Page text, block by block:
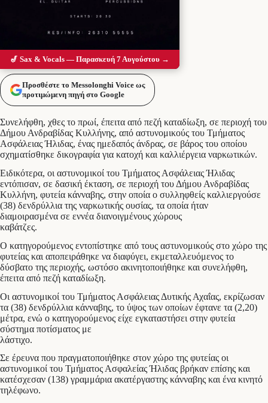
Προσθέστε το Messolonghi Voice ως
προτιμώμενη πηγή στο Google
Συνελήφθη, χθες το πρωί, έπειτα από πεζή καταδίωξη, σε περιοχή του
Δήμου Ανδραβίδας Κυλλήνης, από αστυνομικούς του Τμήματος
Ασφάλειας Ήλιδας, ένας ημεδαπός άνδρας, σε βάρος του οποίου
σχηματίσθηκε δικογραφία για κατοχή και καλλιέργεια ναρκωτικών.
Ειδικότερα, οι αστυνομικοί του Τμήματος Ασφάλειας Ήλιδας
εντόπισαν, σε δασική έκταση, σε περιοχή του Δήμου Ανδραβίδας
Κυλλήνη, φυτεία κάνναβης, στην οποία ο συλληφθείς καλλιεργούσε
(38) δενδρύλλια της ναρκωτικής ουσίας, τα οποία ήταν
διαμοιρασμένα σε εννέα διανοιγμένους χώρους
καβάτζες.
Ο κατηγορούμενος εντοπίστηκε από τους αστυνομικούς στο χώρο της
φυτείας και αποπειράθηκε να διαφύγει, εκμεταλλευόμενος το
δύσβατο της περιοχής, ωστόσο ακινητοποιήθηκε και συνελήφθη,
έπειτα από πεζή καταδίωξη.
Οι αστυνομικοί του Τμήματος Ασφάλειας Δυτικής Αχαΐας, εκρίζωσαν
τα (38) δενδρύλλια κάνναβης, το ύψος των οποίων έφτανε τα (2,20)
μέτρα, ενώ ο κατηγορούμενος είχε εγκαταστήσει στην φυτεία
σύστημα ποτίσματος με
λάστιχο.
Σε έρευνα που πραγματοποιήθηκε στον χώρο της φυτείας οι
αστυνομικοί του Τμήματος Ασφαλείας Ήλιδας βρήκαν επίσης και
κατέσχεσαν (138) γραμμάρια ακατέργαστης κάνναβης και ένα κινητό
τηλέφωνο.
🎷 Sax & Vocals — Παρασκευή 7 Αυγούστου →